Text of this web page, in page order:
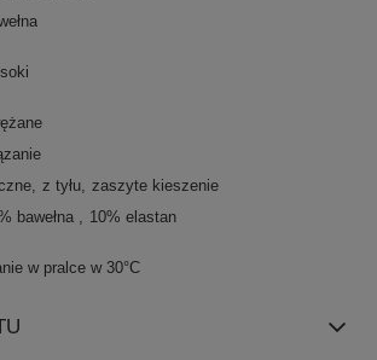
z tyłu
zaszyte kieszenie
bawełna 10% elastan
w pralce w 30°C